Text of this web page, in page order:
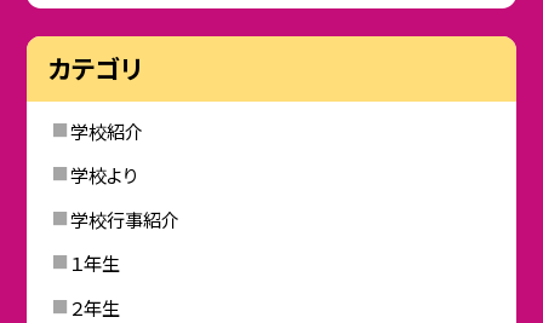
カテゴリ
学校紹介
学校より
学校行事紹介
１年生
２年生